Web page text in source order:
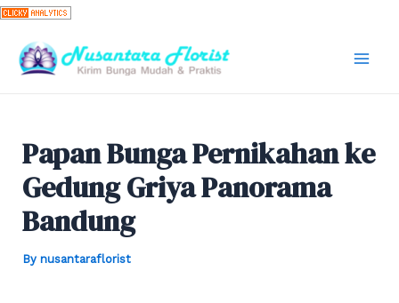
Skip
content
Papan Bunga Pernikahan ke
Gedung Griya Panorama
Bandung
By nusantaraflorist